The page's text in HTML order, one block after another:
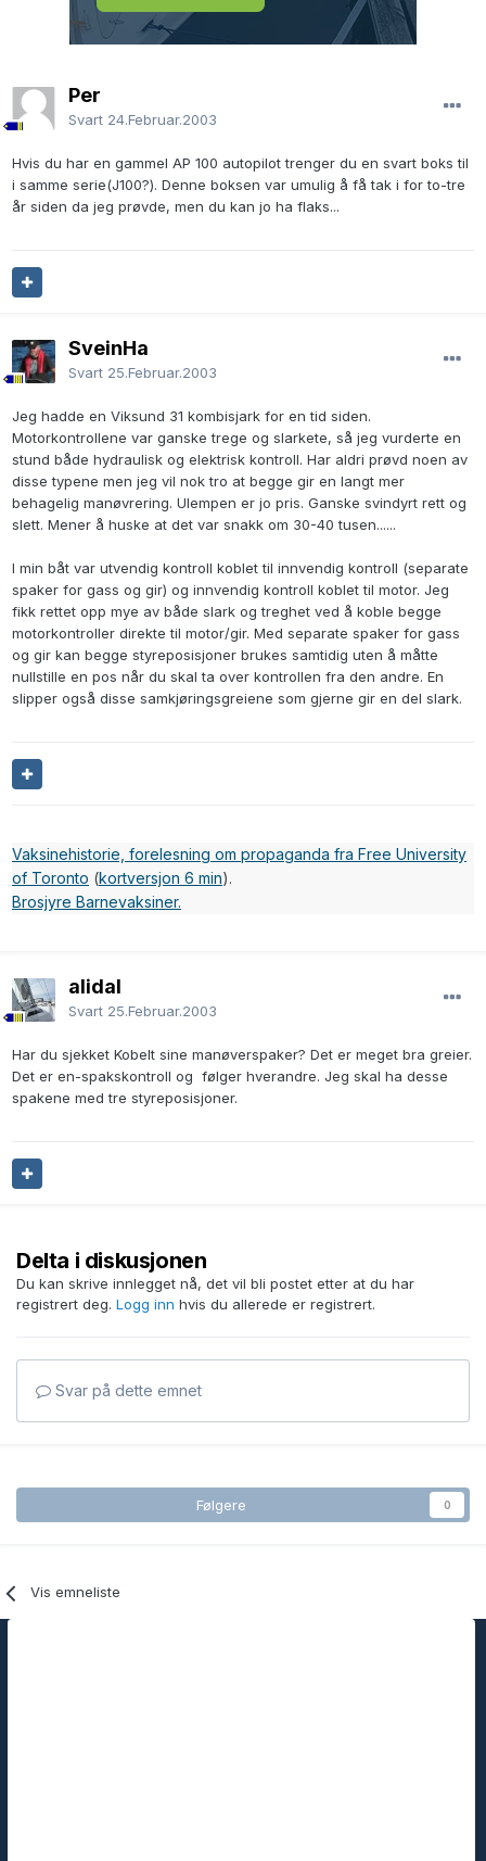
Per
Svart 24.Februar.2003
Hvis du har en gammel AP 100 autopilot trenger du en svart boks til
i samme serie(J100?). Denne boksen var umulig å få tak i for to-tre
år siden da jeg prøvde, men du kan jo ha flaks...
SveinHa
Svart 25.Februar.2003
Jeg hadde en Viksund 31 kombisjark for en tid siden.
Motorkontrollene var ganske trege og slarkete, så jeg vurderte en
stund både hydraulisk og elektrisk kontroll. Har aldri prøvd noen av
disse typene men jeg vil nok tro at begge gir en langt mer
behagelig manøvrering. Ulempen er jo pris. Ganske svindyrt rett og
slett. Mener å huske at det var snakk om 30-40 tusen......
I min båt var utvendig kontroll koblet til innvendig kontroll (separate
spaker for gass og gir) og innvendig kontroll koblet til motor. Jeg
fikk rettet opp mye av både slark og treghet ved å koble begge
motorkontroller direkte til motor/gir. Med separate spaker for gass
og gir kan begge styreposisjoner brukes samtidig uten å måtte
nullstille en pos når du skal ta over kontrollen fra den andre. En
slipper også disse samkjøringsgreiene som gjerne gir en del slark.
Vaksinehistorie, forelesning om propaganda fra Free University
of Toronto (kortversjon 6 min).
Brosjyre Barnevaksiner.
alidal
Svart 25.Februar.2003
Har du sjekket Kobelt sine manøverspaker? Det er meget bra greier.
Det er en-spakskontroll og følger hverandre. Jeg skal ha desse
spakene med tre styreposisjoner.
Delta i diskusjonen
Du kan skrive innlegget nå, det vil bli postet etter at du har
registrert deg. Logg inn hvis du allerede er registrert.
Svar på dette emnet
Følgere 0
Vis emneliste